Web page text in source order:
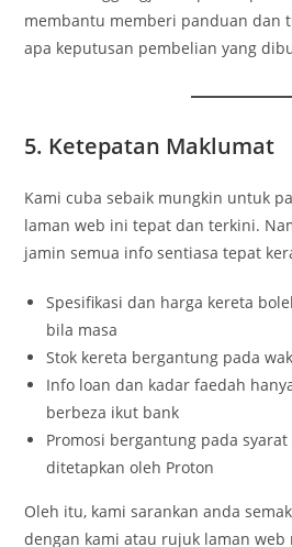
membantu memberi panduan dan
apa keputusan pembelian yang
5. Ketepatan Maklumat
Kami cuba sebaik mungkin untuk
laman web ini tepat dan terkini.
jamin semua info sentiasa tepat
Spesifikasi dan harga kereta
bila masa
Stok kereta bergantung pada
Info loan dan kadar faedah
berbeza ikut bank
Promosi bergantung pada
ditetapkan oleh Proton
Oleh itu, kami sarankan anda
dengan kami atau rujuk laman web